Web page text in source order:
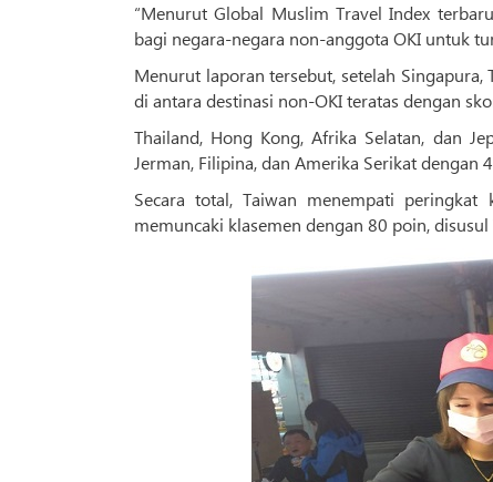
“Menurut Global Muslim Travel Index
bagi negara-negara non-anggota OKI untuk
Menurut laporan tersebut, setelah
di antara destinasi non-OKI teratas dengan
Thailand, Hong Kong, Afrika Selatan, dan
Jerman, Filipina, dan Amerika Serikat dengan
Secara total, Taiwan menempati
memuncaki klasemen dengan 80 poin,